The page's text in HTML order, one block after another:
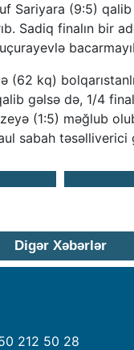
Sariyara (9:5) qalib
Sadiq finalın bir
(62 kq)
gəlsə də, 1/4
(1:5) məğlub
sabah təsəlliverici
Digər Xəbərlər
212 50 28